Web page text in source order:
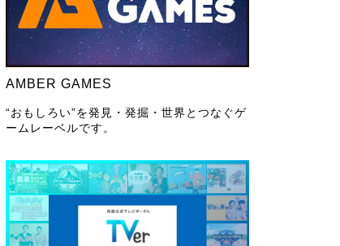
AMBER GAMES
“おもしろい”を発見・発掘・世界とつなぐゲ
ームレーベルです。